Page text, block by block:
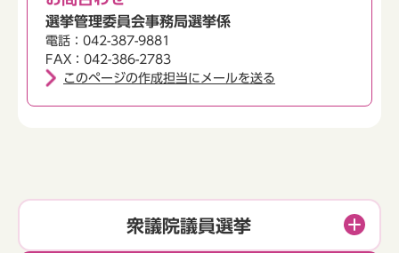
選挙管理委員会事務局選挙係
電話：042-387-9881
FAX：042-386-2783
このページの作成担当にメールを送る
衆議院議員選挙